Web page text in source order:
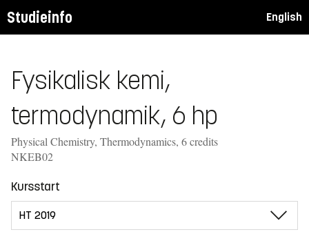
Studieinfo English
Fysikalisk kemi,
termodynamik, 6 hp
Physical Chemistry, Thermodynamics, 6 credits
NKEB02
Kursstart